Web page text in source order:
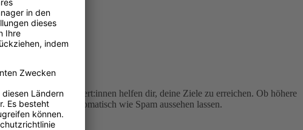
ab. Unsere Expert:innen helfen dir, deine Ziele zu erreichen. Ob höhere
Konkurrenz automatisch wie Spam aussehen lassen.